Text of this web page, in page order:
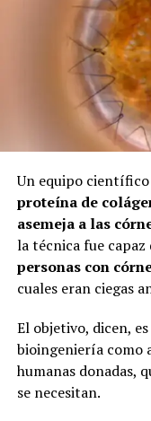
Un equipo
proteína de
asemeja a las
la técnica fue capaz
personas con
cuales eran ciegas
El objetivo, dicen,
bioingeniería como
humanas donadas,
se necesitan.